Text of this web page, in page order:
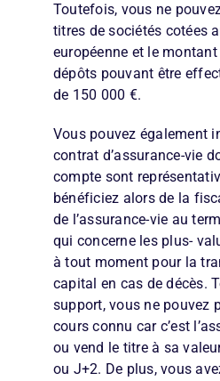
Toutefois, vous ne
titres de sociétés cotées
européenne et le
dépôts pouvant être
de 150 000 €.
Vous pouvez également
contrat d’assurance-vie
compte sont
bénéficiez alors de la
de l’assurance-vie au
qui concerne les plus-
à tout moment pour la
capital en cas de décès.
support, vous ne pouvez
cours connu car c’est
ou vend le titre à sa
ou J+2. De plus, vous